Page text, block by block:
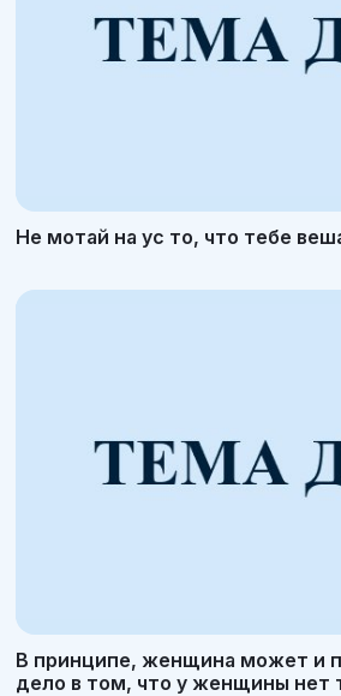
Не мотай на ус то, что тебе
В принципе, женщина может и
дело в том, что у женщины нет